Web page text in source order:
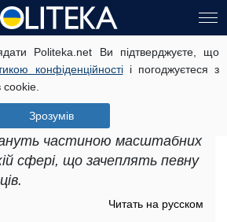
Politeka.net Ви підтверджуєте, що
конфіденційностіі погоджуєтеся з
Зрозумів
карткові перекази з 1
хто підпаде під
перекази з 1 червня
частиною масштабних
сфері, що зачеплять певну
Читать на русском